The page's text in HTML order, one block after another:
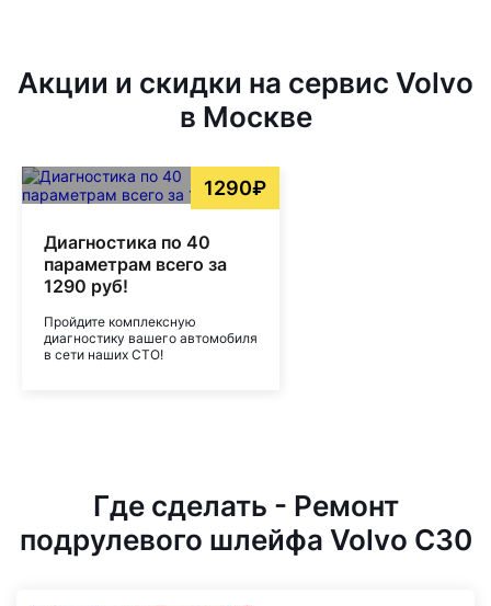
Акции и скидки на сервис Volvo
в Москве
1290₽
Диагностика по 40
параметрам всего за
1290 руб!
Пройдите комплексную
диагностику вашего автомобиля
в сети наших СТО!
Где сделать - Ремонт
подрулевого шлейфа Volvo C30